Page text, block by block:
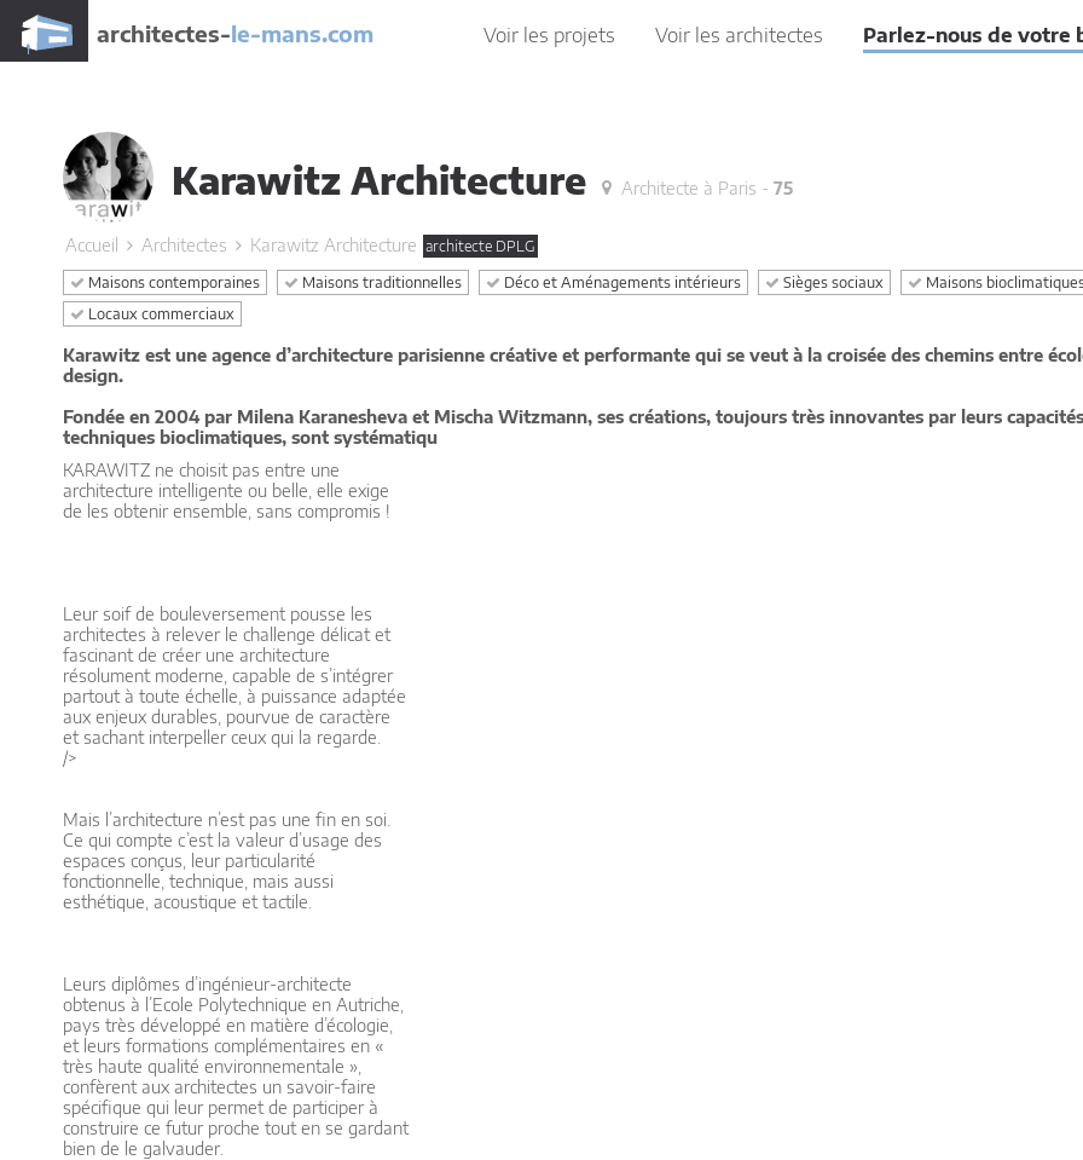
architectes-le-mans.com Voir les projets Voir les architectes Parlez-nous de votre
Karawitz Architecture Architecte à Paris - 75
Accueil Architectes Karawitz Architecture architecte DPLG
Maisons contemporaines
Maisons traditionnelles Déco et Aménagements intérieurs Sièges sociaux
Maisons
Locaux commerciaux
Karawitz est une agence d’architecture parisienne créative et performante qui se veut à la croisée des chemins entre
design.
Fondée en 2004 par Milena Karanesheva et Mischa Witzmann, ses créations, toujours très innovantes par leurs capacités
techniques bioclimatiques, sont systématiqu
KARAWITZ ne choisit pas entre une
architecture intelligente ou belle, elle exige
de les obtenir ensemble, sans compromis !
Leur soif de bouleversement pousse les
architectes à relever le challenge délicat et
fascinant de créer une architecture
résolument moderne, capable de s’intégrer
partout à toute échelle, à puissance adaptée
aux enjeux durables, pourvue de caractère
et sachant interpeller ceux qui la regarde.
/>
Mais l’architecture n’est pas une fin en soi.
Ce qui compte c’est la valeur d’usage des
espaces conçus, leur particularité
fonctionnelle, technique, mais aussi
esthétique, acoustique et tactile.
Leurs diplômes d’ingénieur-architecte
obtenus à l’Ecole Polytechnique en Autriche,
pays très développé en matière d’écologie,
et leurs formations complémentaires en «
très haute qualité environnementale »,
confèrent aux architectes un savoir-faire
spécifique qui leur permet de participer à
construire ce futur proche tout en se gardant
bien de le galvauder.